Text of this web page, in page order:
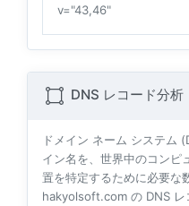
v="43,46"
DNS レコード分析
ドメイン ネーム システム
イン名を、世界中のコンピ
置を特定するために必要な
hakyolsoft.com の DNS レ